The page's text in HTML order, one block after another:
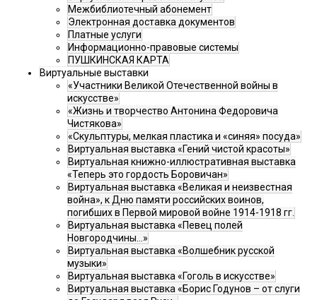
Межбиблиотечный абонемент
Электронная доставка документов
Платные услуги
Информационно-правовые системы
ПУШКИНСКАЯ КАРТА
Виртуальные выставки
«Участники Великой Отечественной войны в
искусстве»
«Жизнь и творчество Антонина Федоровича
Чистякова»
«Скульптуры, мелкая пластика и «синяя» посуда»
Виртуальная выставка «Гений чистой красоты»
Виртуальная книжно-иллюстративная выставка
«Теперь это гордость Боровичан»
Виртуальная выставка «Великая и неизвестная
война», к Дню памяти российских воинов,
погибших в Первой мировой войне 1914-1918 гг.
Виртуальная выставка «Певец полей
Новгородчины…»
Виртуальная выставка «Волшебник русской
музыки»
Виртуальная выставка «Гоголь в искусстве»
Виртуальная выставка «Борис Годунов – от слуги